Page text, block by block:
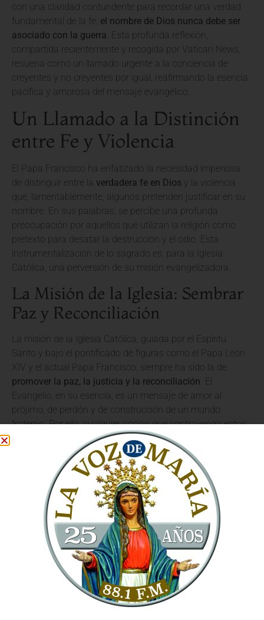
con una claridad contundente para recordar una verdad
fundamental de la fe: el nombre de Dios nunca debe ser
asociado con la guerra
. Esta profunda reflexión,
compartida recientemente y recogida por Vatican News,
resuena como un llamado urgente a la conciencia de
creyentes y no creyentes por igual, reafirmando la esencia
pacífica y amorosa del mensaje evangélico.
Un Llamado a la Distinción
entre Fe y Violencia
El Papa Francisco ha enfatizado la necesidad imperiosa
de distinguir entre la verdadera fe en Dios y la violencia
que, lamentablemente, algunos pretenden justificar en su
nombre. En sus palabras, se percibe una profunda
preocupación por aquellos que utilizan la religión como
pretexto para desatar la destrucción y el odio. Esta
instrumentalización de lo sagrado es, para la Iglesia
Católica, una perversión de su misión evangelizadora.
La Misión de la Iglesia: Sembrar
Paz y Reconciliación
La misión de la Iglesia Católica, guiada por el Espíritu
Santo y bajo el pontificado de figuras como el Papa León
XIV y el actual Papa Francisco, siempre ha sido la de
promover la paz, la justicia y la reconciliación . El
Evangelio, en su esencia, es un mensaje de amor al
prójimo, de perdón y de construcción de un mundo
fraterno. Por ello, cualquier acción que contravenga estos
principios, y que además invoque el nombre de Dios, es
una contradicción flagrante.
La Guerra: Un Abominio que
Deshonra a Dios
El Sumo Pontífice ha sido enfático al señalar que la guerra
abominio que deshonra el nombre de Dios . No hay
justificación posible, desde la perspectiva de la fe, para la
violencia organizada que causa sufrimiento y muerte. La
Iglesia, a través de su doctrina social y sus enseñanzas,
siempre ha abogado por la resolución pacífica de los